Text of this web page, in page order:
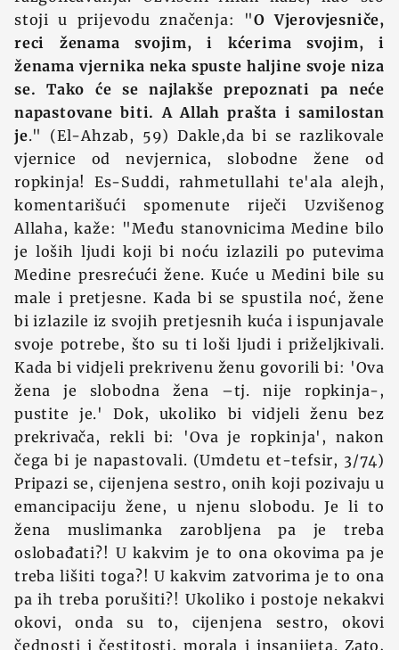
stoji u prijevodu značenja: "O Vjerovjesniče,
reci ženama svojim, i kćerima svojim, i
ženama vjernika neka spuste haljine svoje niza
se. Tako će se najlakše prepoznati pa neće
napastovane biti. A Allah prašta i samilostan
je." (El-Ahzab, 59) Dakle,da bi se razlikovale
vjernice od nevjernica, slobodne žene od
ropkinja! Es-Suddi, rahmetullahi te'ala alejh,
komentarišući spomenute riječi Uzvišenog
Allaha, kaže: "Među stanovnicima Medine bilo
je loših ljudi koji bi noću izlazili po putevima
Medine presrećući žene. Kuće u Medini bile su
male i pretjesne. Kada bi se spustila noć, žene
bi izlazile iz svojih pretjesnih kuća i ispunjavale
svoje potrebe, što su ti loši ljudi i priželjkivali.
Kada bi vidjeli prekrivenu ženu govorili bi: 'Ova
žena je slobodna žena –tj. nije ropkinja-,
pustite je.' Dok, ukoliko bi vidjeli ženu bez
prekrivača, rekli bi: 'Ova je ropkinja', nakon
čega bi je napastovali. (Umdetu et-tefsir, 3/74)
Pripazi se, cijenjena sestro, onih koji pozivaju u
emancipaciju žene, u njenu slobodu. Je li to
žena muslimanka zarobljena pa je treba
oslobađati?! U kakvim je to ona okovima pa je
treba lišiti toga?! U kakvim zatvorima je to ona
pa ih treba porušiti?! Ukoliko i postoje nekakvi
okovi, onda su to, cijenjena sestro, okovi
čednosti i čestitosti, morala i insanijeta. Zato,